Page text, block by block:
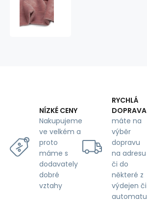
NÍZKÉ CENY
Nakupujeme
ve velkém a
proto
máme s
dodavately
dobré
vztahy
RYCHLÁ
DOPRAVA
máte na
výběr
dopravu
na adresu
či do
některé z
výdejen či
automatu